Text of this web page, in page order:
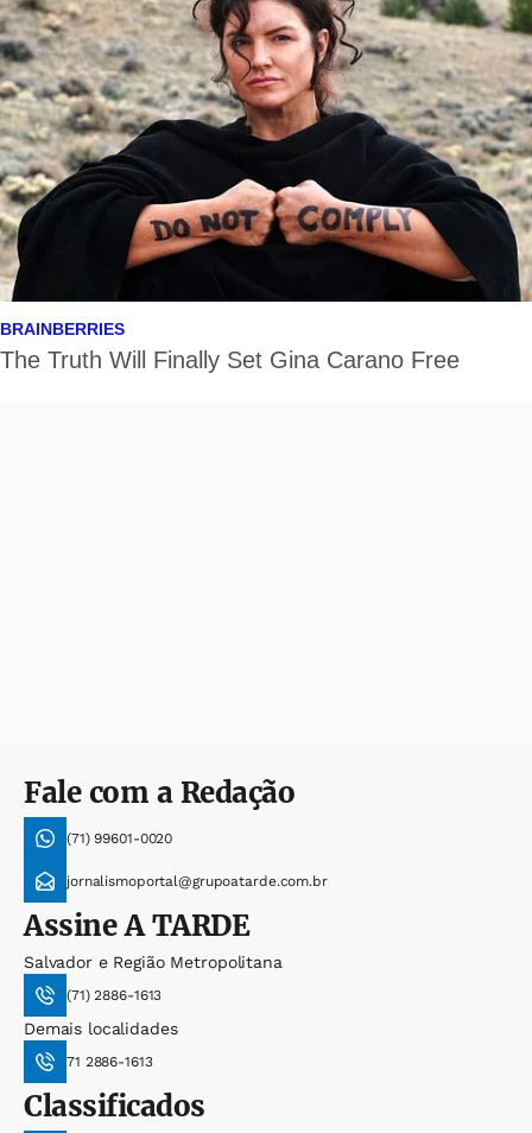
Fale com a Redação
(71) 99601-0020
jornalismoportal@grupoatarde.com.br
AssineA TARDE
Salvador e Região Metropolitana
(71) 2886-1613
Demais localidades
71 2886-1613
Classificados